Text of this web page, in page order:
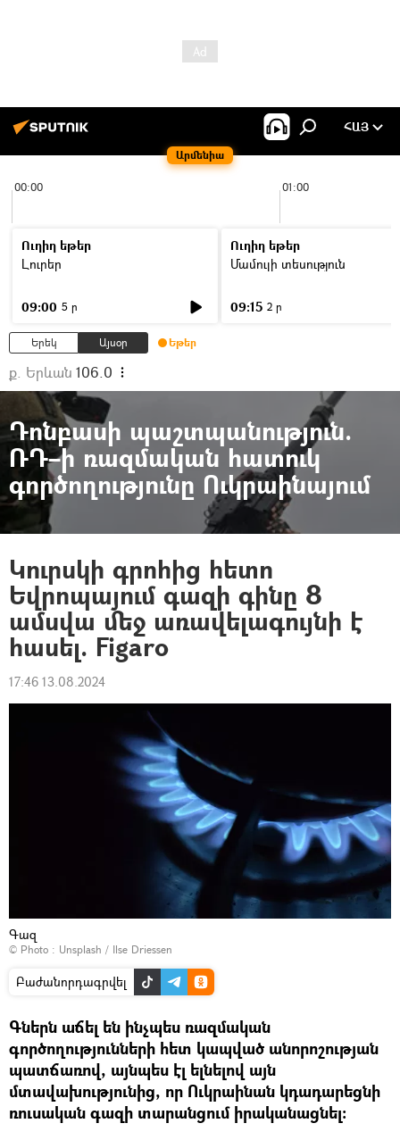
Արմենիա
ՀԱՅ
00:00 01:00
Ուղիղ եթեր
Լուրեր
09:00 5 ր
Ուղիղ եթեր
Մամուլի տեսություն
09:15 2 ր
Երեկ Այսօր Եթեր
ք. Երևան 106.0
Դոնբասի պաշտպանություն.
ՌԴ–ի ռազմական հատուկ
գործողությունը Ուկրաինայում
Կուրսկի գրոհից հետո
Եվրոպայում գազի գինը 8
ամսվա մեջ առավելագույնի է
հասել. Figaro
17:46 13.08.2024
Գազ
© Photo : Unsplash / Ilse Driessen
Բաժանորդագրվել
Գներն աճել են ինչպես ռազմական
գործողությունների հետ կապված անորոշության
պատճառով, այնպես էլ ելնելով այն
մտավախությունից, որ Ուկրաինան կդադարեցնի
ռուսական գազի տարանցում իրականացնել։